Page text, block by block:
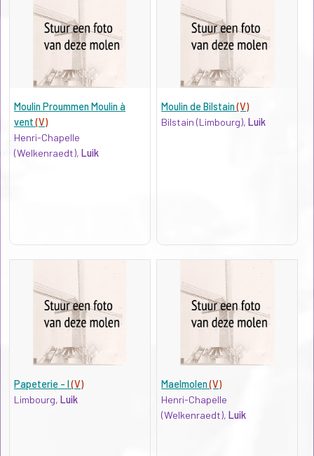
Moulin Proummen Moulin à
vent(V)
Henri-Chapelle
(Welkenraedt), Luik
Moulin de Bilstain(V)
Bilstain (Limbourg),Luik
Papeterie - I(V)
Limbourg, Luik
Maelmolen(V)
Henri-Chapelle
(Welkenraedt),Luik